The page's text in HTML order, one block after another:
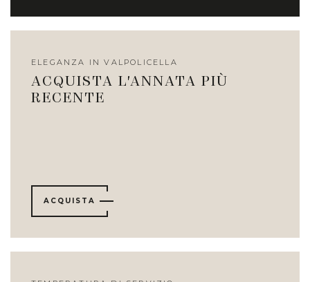
ELEGANZA IN VALPOLICELLA
ACQUISTA L'ANNATA PIÙ
RECENTE
ACQUISTA